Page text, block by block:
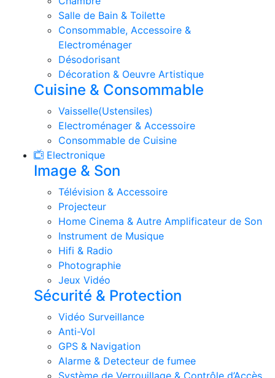
Salle de Bain & Toilette
Consommable, Accessoire &
Electroménager
Désodorisant
Décoration & Oeuvre Artistique
Cuisine & Consommable
Vaisselle(Ustensiles)
Electroménager & Accessoire
Consommable de Cuisine
Electronique
Image & Son
Télévision & Accessoire
Projecteur
Home Cinema & Autre Amplificateur de Son
Instrument de Musique
Hifi & Radio
Photographie
Jeux Vidéo
Sécurité & Protection
Vidéo Surveillance
Anti-Vol
GPS & Navigation
Alarme & Detecteur de fumee
Système de Verrouillage & Contrôle d’Accès